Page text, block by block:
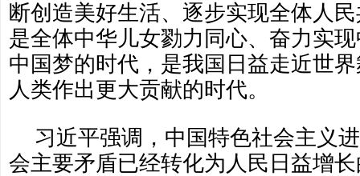
断创造美好生活、逐步实现全体人
是全体中华儿女勠力同心、奋力实
中国梦的时代，是我国日益走近世
人类作出更大贡献的时代。
习近平强调，中国特色社会主义
会主要矛盾已经转化为人民日益增